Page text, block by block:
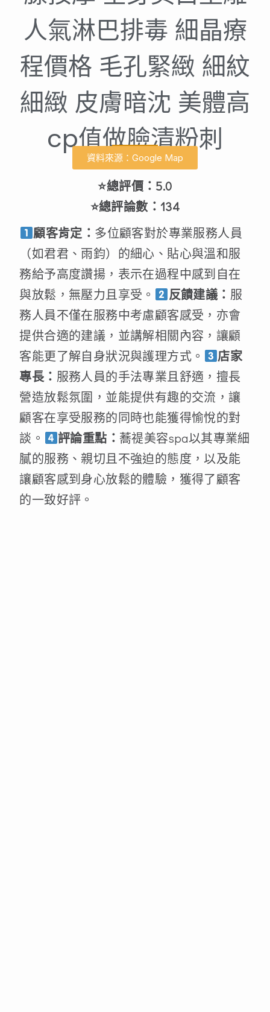
人氣淋巴排毒 細晶療
程價格 毛孔緊緻 細紋
細緻 皮膚暗沈 美體高
cp值做臉清粉刺
資料來源：Google Map
⭐總評價：5.0
⭐總評論數：134
顧客肯定： 多位顧客對於專業服務人員
（如君君、雨鈞）的細心、貼心與溫和服
務給予高度讚揚，表示在過程中感到自在
與放鬆，無壓力且享受。
反饋建議： 服
務人員不僅在服務中考慮顧客感受，亦會
提供合適的建議，並講解相關內容，讓顧
客能更了解自身狀況與護理方式。
店家
專長： 服務人員的手法專業且舒適，擅長
營造放鬆氛圍，並能提供有趣的交流，讓
顧客在享受服務的同時也能獲得愉悅的對
談。
評論重點： 蕎禔美容spa以其專業細
膩的服務、親切且不強迫的態度，以及能
讓顧客感到身心放鬆的體驗，獲得了顧客
的一致好評。